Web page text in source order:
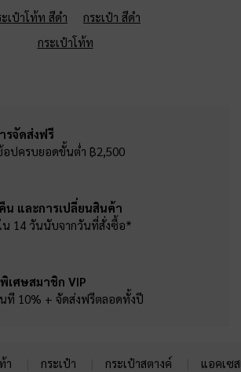
เป๋าโท้ท สีดำ
กระเป๋า สีดำ
กระเป๋าโท้ท
รจัดส่งฟรี
อปครบยอดขั้นต่ำ ฿2,500
น และการเปลี่ยนสินค้า
น 14 วันนับจากวันที่สั่งซื้อ*
เศษสมาชิก VIP
ที 10% + จัดส่งฟรีตลอดทั้งปี
า กระเป๋า กระเป๋าสตางค์ แอคเซ